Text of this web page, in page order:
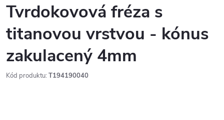
Tvrdokovová fréza s
titanovou vrstvou - kónus
zakulacený 4mm
Kód produktu: T194190040